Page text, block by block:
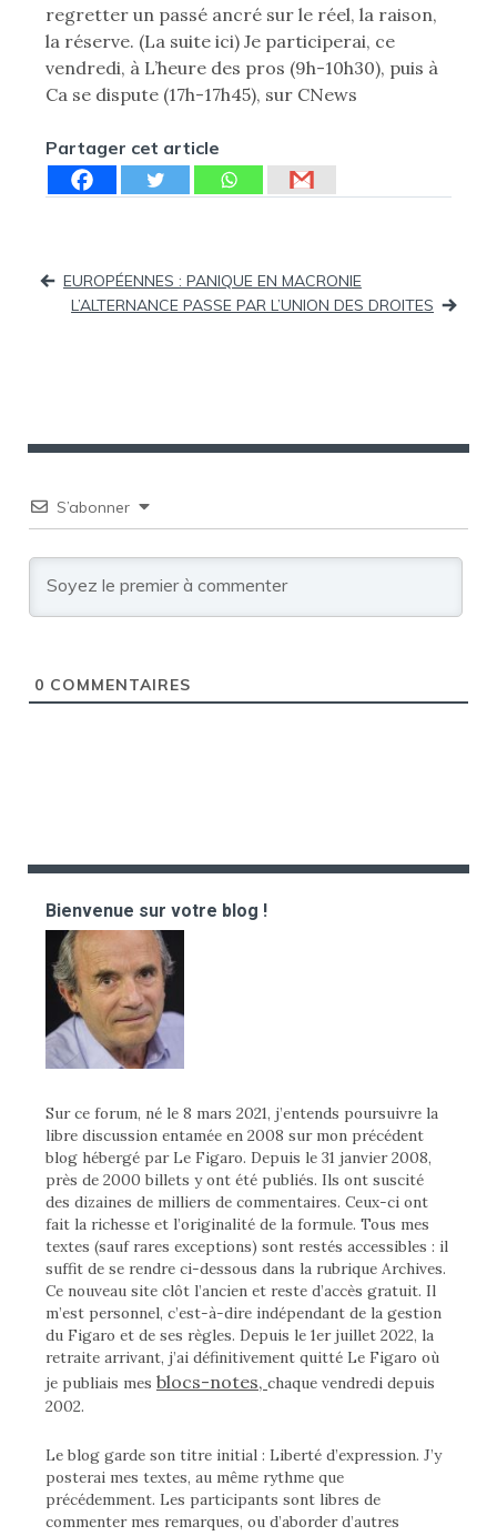
regretter un passé ancré sur le réel, la raison,
la réserve. (La suite ici) Je participerai, ce
vendredi, à L’heure des pros (9h-10h30), puis à
Ca se dispute (17h-17h45), sur CNews
Partager cet article
Navigation
EUROPÉENNES : PANIQUE EN MACRONIE
L’ALTERNANCE PASSE PAR L’UNION DES DROITES
S’abonner
0 COMMENTAIRES
Bienvenue sur votre blog !
Sur ce forum, né le 8 mars 2021, j’entends poursuivre la
libre discussion entamée en 2008 sur mon précédent
blog hébergé par Le Figaro. Depuis le 31 janvier 2008,
près de 2000 billets y ont été publiés. Ils ont suscité
des dizaines de milliers de commentaires. Ceux-ci ont
fait la richesse et l’originalité de la formule. Tous mes
textes (sauf rares exceptions) sont restés accessibles : il
suffit de se rendre ci-dessous dans la rubrique Archives.
Ce nouveau site clôt l’ancien et reste d’accès gratuit. Il
m’est personnel, c’est-à-dire indépendant de la gestion
du Figaro et de ses règles. Depuis le 1er juillet 2022, la
retraite arrivant, j’ai définitivement quitté Le Figaro où
je publiais mes blocs-notes, chaque vendredi depuis
2002.
Le blog garde son titre initial : Liberté d’expression. J’y
posterai mes textes, au même rythme que
précédemment. Les participants sont libres de
commenter mes remarques, ou d’aborder d’autres